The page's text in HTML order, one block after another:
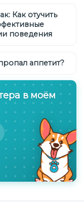
Как отучить
поведения
аппетит?
в моём